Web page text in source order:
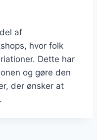
af
hvor folk
Dette har
og gøre den
der ønsker at